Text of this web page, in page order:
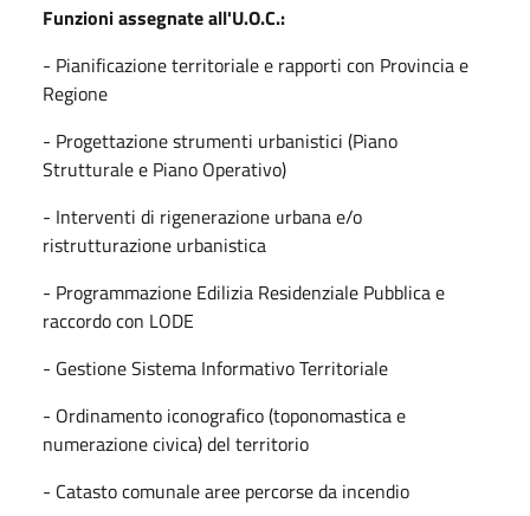
Funzioni assegnate all'U.O.C.:
- Pianificazione territoriale e rapporti con Provincia e
Regione
- Progettazione strumenti urbanistici (Piano
Strutturale e Piano Operativo)
- Interventi di rigenerazione urbana e/o
ristrutturazione urbanistica
- Programmazione Edilizia Residenziale Pubblica e
raccordo con LODE
- Gestione Sistema Informativo Territoriale
- Ordinamento iconografico (toponomastica e
numerazione civica) del territorio
- Catasto comunale aree percorse da incendio